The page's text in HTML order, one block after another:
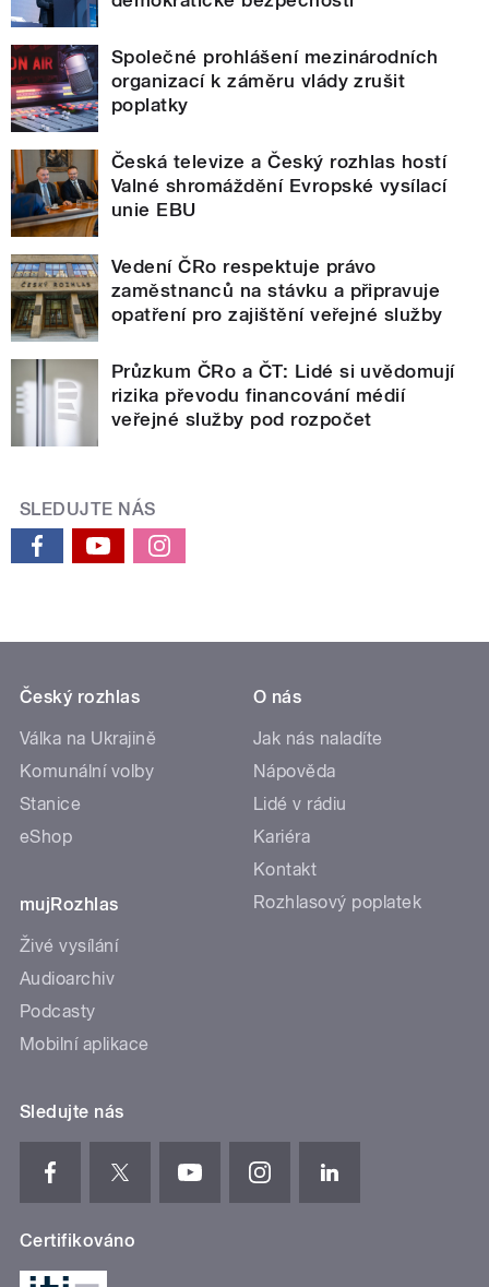
Společné prohlášení mezinárodních
organizací k záměru vlády zrušit
poplatky
Česká televize a Český rozhlas hostí
Valné shromáždění Evropské vysílací
unie EBU
Vedení ČRo respektuje právo
zaměstnanců na stávku a připravuje
opatření pro zajištění veřejné služby
Průzkum ČRo a ČT: Lidé si uvědomují
rizika převodu financování médií
veřejné služby pod rozpočet
SLEDUJTE NÁS
Český rozhlas
Válka na Ukrajině
Komunální volby
Stanice
eShop
mujRozhlas
Živé vysílání
Audioarchiv
Podcasty
Mobilní aplikace
O nás
Jak nás naladíte
Nápověda
Lidé v rádiu
Kariéra
Kontakt
Rozhlasový poplatek
Sledujte nás
Certifikováno